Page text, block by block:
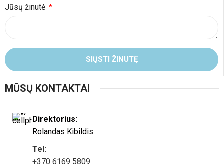
Jūsų žinutė
SIŲSTI ŽINUTĘ
MŪSŲ KONTAKTAI
Direktorius:
Rolandas Kibildis
Tel:
+370 6169 5809